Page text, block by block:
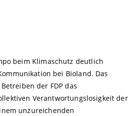
beim Klimaschutz deutlich
bei Bioland. Das
der FDP das
Verantwortungslosigkeit der
unzureichenden